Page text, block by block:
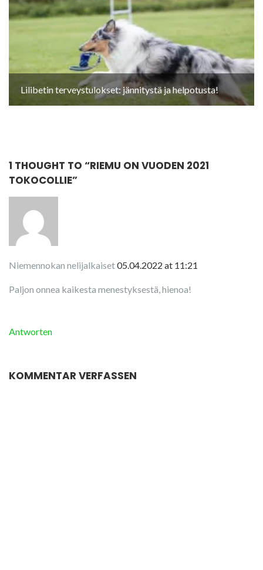
Lilibetin terveystulokset: jännitystä ja helpotusta!
1 THOUGHT TO “RIEMU ON VUODEN 2021
TOKOCOLLIE”
Niemennokan nelijalkaiset05.04.2022 at 11:21
Paljon onnea kaikesta menestyksestä, hienoa!
Antworten
KOMMENTAR VERFASSEN